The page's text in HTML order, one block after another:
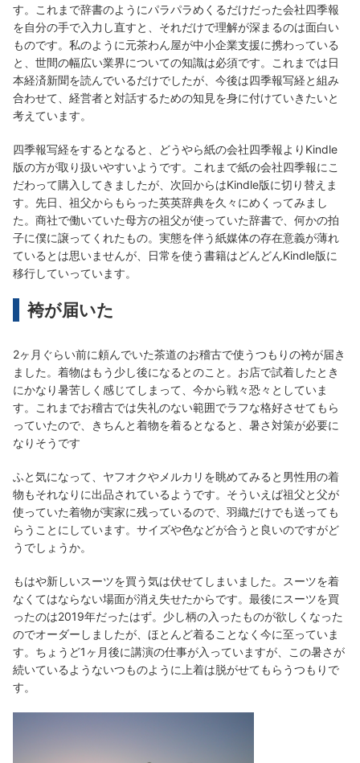
す。これまで辞書のようにパラパラめくるだけだった会社四季報
を自分の手で入力し直すと、それだけで理解が深まるのは面白い
ものです。私のように元茶わん屋が中小企業支援に携わっている
と、世間の幅広い業界についての知識は必須です。これまでは日
本経済新聞を読んでいるだけでしたが、今後は四季報写経と組み
合わせて、経営者と対話するための知見を身に付けていきたいと
考えています。
四季報写経をするとなると、どうやら紙の会社四季報よりKindle
版の方が取り扱いやすいようです。これまで紙の会社四季報にこ
だわって購入してきましたが、次回からはKindle版に切り替えま
す。先日、祖父からもらった英英辞典を久々にめくってみまし
た。商社で働いていた母方の祖父が使っていた辞書で、何かの拍
子に僕に譲ってくれたもの。実態を伴う紙媒体の存在意義が薄れ
ているとは思いませんが、日常を使う書籍はどんどんKindle版に
移行していっています。
袴が届いた
2ヶ月ぐらい前に頼んでいた茶道のお稽古で使うつもりの袴が届き
ました。着物はもう少し後になるとのこと。お店で試着したとき
にかなり暑苦しく感じてしまって、今から戦々恐々としていま
す。これまでお稽古では失礼のない範囲でラフな格好させてもら
っていたので、きちんと着物を着るとなると、暑さ対策が必要に
なりそうです
ふと気になって、ヤフオクやメルカリを眺めてみると男性用の着
物もそれなりに出品されているようです。そういえば祖父と父が
使っていた着物が実家に残っているので、羽織だけでも送っても
らうことにしています。サイズや色などが合うと良いのですがど
うでしょうか。
もはや新しいスーツを買う気は伏せてしまいました。スーツを着
なくてはならない場面が消え失せたからです。最後にスーツを買
ったのは2019年だったはず。少し柄の入ったものが欲しくなった
のでオーダーしましたが、ほとんど着ることなく今に至っていま
す。ちょうど1ヶ月後に講演の仕事が入っていますが、この暑さが
続いているようないつものように上着は脱がせてもらうつもりで
す。